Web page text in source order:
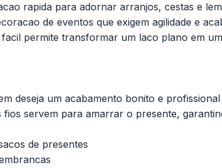
rapida para adornar arranjos, cestas e
de eventos que exigem agilidade e
permite transformar um laco plano em
deseja um acabamento bonito e
servem para amarrar o presente,
de presentes